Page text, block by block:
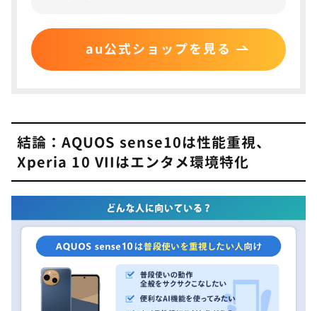
キャリア版AQUOS sense10のメモリ・ストレージ
は要注意
7 カメラ性能を比較
メインカメラはほぼ同等で優秀、超広角カメラとイ
カメラ機能は機能性ならAQUOS sense10、速写性
ならXperia 10 VII
バッテリー容量と持ち時間を比較
バッテリー容量＆省エネ機能はほぼ同等
au公式ショップを見る
結論：AQUOS sense10は性能重視、
Xperia 10 VIIはエンタメ環境特化